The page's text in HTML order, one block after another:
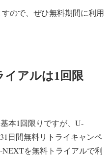
ので、ぜひ無料期間に利用
アルは1回限
本1回限りですが、U-
日間無料リトライキャンペ
を無料トライアルで利